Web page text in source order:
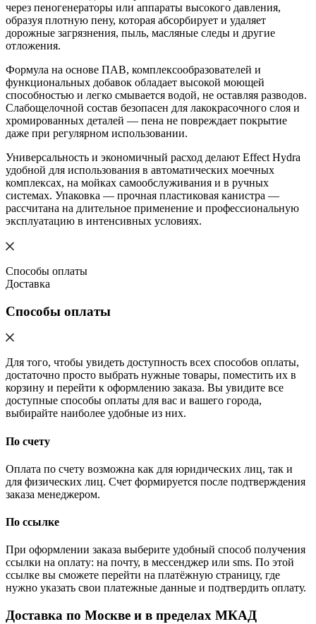
через пеногенераторы или аппараты высокого давления,
образуя плотную пену, которая абсорбирует и удаляет
дорожные загрязнения, пыль, масляные следы и другие
отложения.
Формула на основе ПАВ, комплексообразователей и
функциональных добавок обладает высокой моющей
способностью и легко смывается водой, не оставляя разводов.
Слабощелочной состав безопасен для лакокрасочного слоя и
хромированных деталей — пена не повреждает покрытие
даже при регулярном использовании.
Универсальность и экономичный расход делают Effect Hydra
удобной для использования в автоматических моечных
комплексах, на мойках самообслуживания и в ручных
системах. Упаковка — прочная пластиковая канистра —
рассчитана на длительное применение и профессиональную
эксплуатацию в интенсивных условиях.
Способы оплаты
Доставка
Способы оплаты
Для того, чтобы увидеть доступность всех способов оплаты,
достаточно просто выбрать нужные товары, поместить их в
корзину и перейти к оформлению заказа. Вы увидите все
доступные способы оплаты для вас и вашего города,
выбирайте наиболее удобные из них.
По счету
Оплата по счету возможна как для юридических лиц, так и
для физических лиц. Счет формируется после подтверждения
заказа менеджером.
По ссылке
При оформлении заказа выберите удобный способ получения
ссылки на оплату: на почту, в мессенджер или sms. По этой
ссылке вы сможете перейти на платёжную страницу, где
нужно указать свои платежные данные и подтвердить оплату.
Доставка по Москве и в пределах МКАД